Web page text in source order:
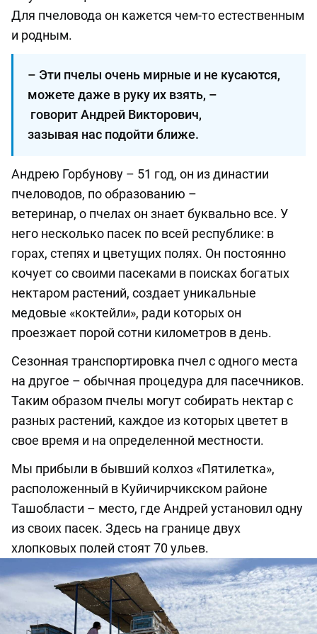
Для пчеловода он кажется чем-тоестественным
и родным.
– Эти пчелы очень мирные и не кусаются,
можете даже в руку их взять, –
говорит Андрей Викторович,
зазывая нас подойти ближе.
Андрею Горбунову – 51 год, он из династии
пчеловодов, по образованию –
ветеринар, о пчелах он знаетбуквально все. У
него несколько пасек по всей республике: в
горах, степях и цветущих полях. Он постоянно
кочует со своими пасеками в поисках богатых
нектаром растений, создает уникальные
медовые «коктейли», ради которых он
проезжает порой сотни километров в день.
Сезонная транспортировка пчел с одного места
на другое ­ – обычная процедура для пасечников.
Таким образом пчелы могут собирать нектар с
разных растений, каждое из которых цветет в
свое время и на определенной местности.
Мы прибыли в бывший колхоз «Пятилетка»,
расположенный в Куйичирчикском районе
Ташобласти – место, где Андрей установил одну
из своих пасек. Здесь на границе двух
хлопковых полей стоят 70 ульев.